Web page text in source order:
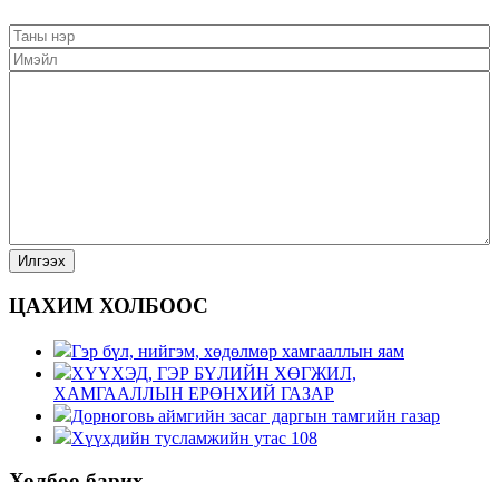
ЦАХИМ ХОЛБООС
Гэр бүл, нийгэм, хөдөлмөр хамгааллын яам
ХҮҮХЭД, ГЭР БҮЛИЙН ХӨГЖИЛ,
ХАМГААЛЛЫН ЕРӨНХИЙ ГАЗАР
Дорноговь аймгийн засаг даргын тамгийн газар
Хүүхдийн тусламжийн утас 108